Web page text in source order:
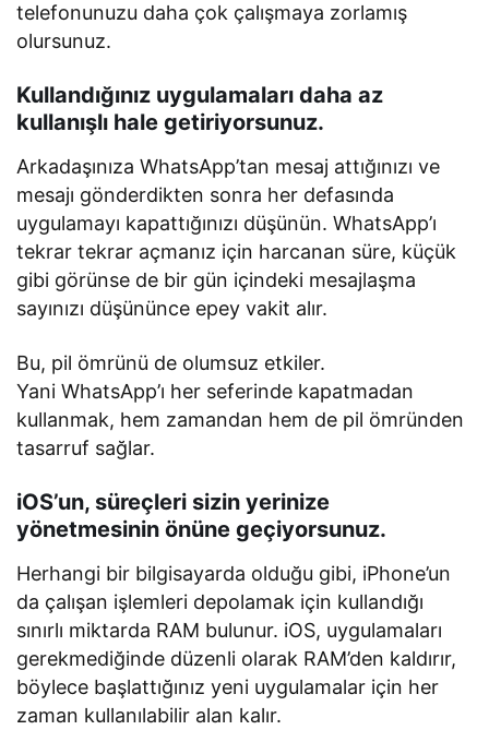
telefonunuzu daha çok çalışmaya zorlamış
olursunuz.
Kullandığınız uygulamaları daha az
kullanışlı hale getiriyorsunuz.
Arkadaşınıza WhatsApp’tan mesaj attığınızı ve
mesajı gönderdikten sonra her defasında
uygulamayı kapattığınızı düşünün. WhatsApp’ı
tekrar tekrar açmanız için harcanan süre, küçük
gibi görünse de bir gün içindeki mesajlaşma
sayınızı düşününce epey vakit alır.
Bu, pil ömrünü de olumsuz etkiler.
Yani WhatsApp’ı her seferinde kapatmadan
kullanmak, hem zamandan hem de pil ömründen
tasarruf sağlar.
iOS’un, süreçleri sizin yerinize
yönetmesinin önüne geçiyorsunuz.
Herhangi bir bilgisayarda olduğu gibi, iPhone’un
da çalışan işlemleri depolamak için kullandığı
sınırlı miktarda RAM bulunur. iOS, uygulamaları
gerekmediğinde düzenli olarak RAM’den kaldırır,
böylece başlattığınız yeni uygulamalar için her
zaman kullanılabilir alan kalır.